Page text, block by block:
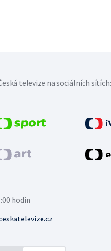
hodin
televize na sociálních sítích: